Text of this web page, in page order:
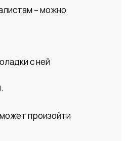
– можно
с ней
произойти